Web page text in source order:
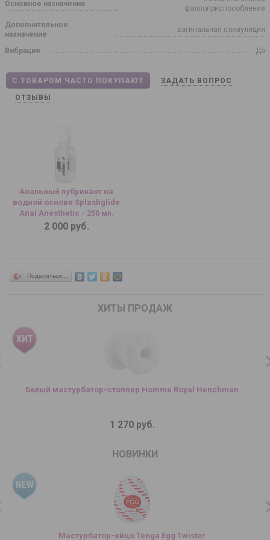
Основное назначение
фаллоприспособление
Дополнительное
назначение
вагинальная стимуляция
Вибрация Да
С ТОВАРОМ ЧАСТО ПОКУПАЮТ
ЗАДАТЬ ВОПРОС
ОТЗЫВЫ
Анальный лубрикант на
водной основе Splashglide
Anal Anesthetic - 250 мл.
2 000 руб.
Поделиться…
ХИТЫ ПРОДАЖ
Белый мастурбатор-стоппер Homme Royal Henchman
1 270 руб.
НОВИНКИ
Мастурбатор-яйцо Tenga Egg Twister